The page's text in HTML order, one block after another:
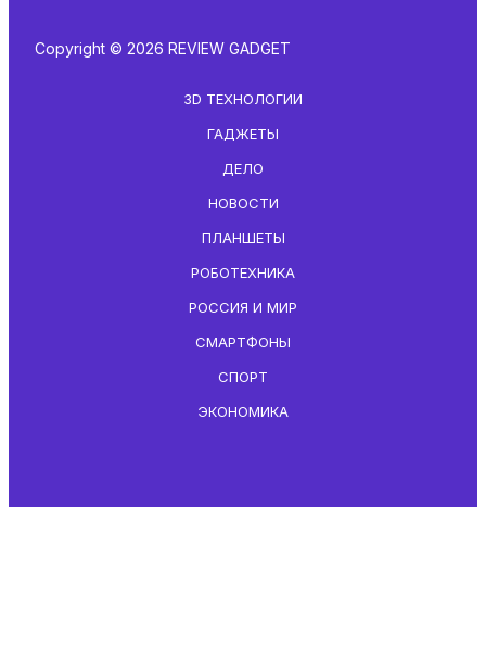
Copyright © 2026 REVIEW GADGET
3D ТЕХНОЛОГИИ
ГАДЖЕТЫ
ДЕЛО
НОВОСТИ
ПЛАНШЕТЫ
РОБОТЕХНИКА
РОССИЯ И МИР
СМАРТФОНЫ
СПОРТ
ЭКОНОМИКА